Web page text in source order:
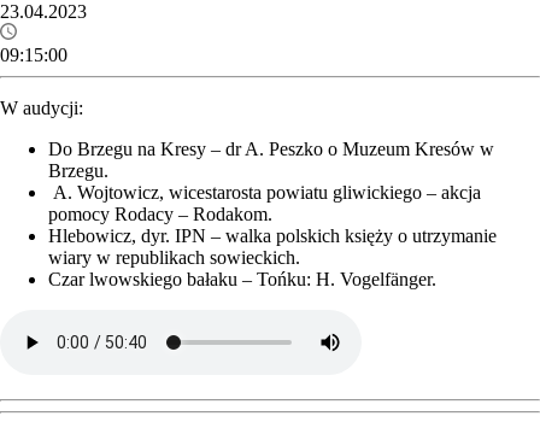
23.04.2023
09:15:00
W audycji:
Do Brzegu na Kresy – dr A. Peszko o Muzeum Kresów w
Brzegu.
A. Wojtowicz, wicestarosta powiatu gliwickiego – akcja
pomocy Rodacy – Rodakom.
Hlebowicz, dyr. IPN – walka polskich księży o utrzymanie
wiary w republikach sowieckich.
Czar lwowskiego bałaku – Tońku: H. Vogelfänger.